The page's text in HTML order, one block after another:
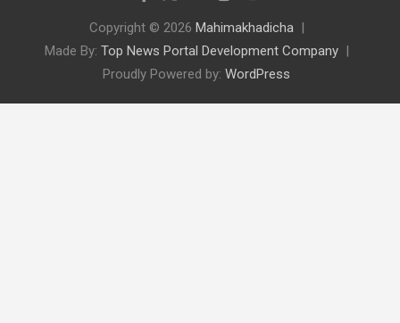
Copyright © 2026 Mahimakhadicha
Made By: Top News Portal Development Company
Proudly Powered by: WordPress